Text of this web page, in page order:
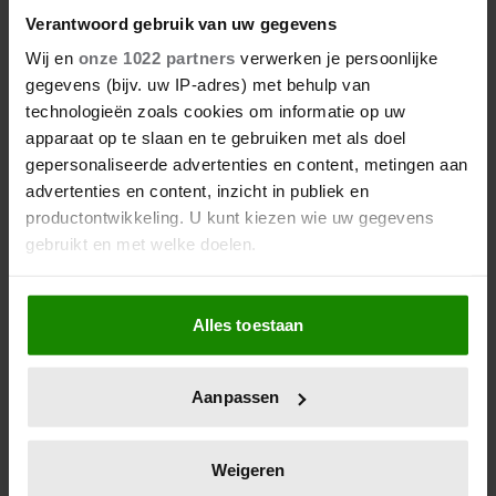
Verantwoord gebruik van uw gegevens
Wij en onze 1022 partners verwerken je persoonlijke
gegevens (bijv. uw IP-adres) met behulp van
technologieën zoals cookies om informatie op uw
apparaat op te slaan en te gebruiken met als doel
gepersonaliseerde advertenties en content, metingen aan
advertenties en content, inzicht in publiek en
productontwikkeling. U kunt kiezen wie uw gegevens
gebruikt en met welke doelen.
Als u het toestaat, willen we ook graag:
Informatie verzamelen over uw geografische
locatie, die tot een paar meter nauwkeurig kan zijn
scannen op specifieke eigenschappen (fingerprinting)
verwerkt en stel uw voorkeuren in het
Alles toestaan
Aanpassen
Weigeren
Ontspannen in je eigen spa-
achtige badkamer
verbeteren met voeding en